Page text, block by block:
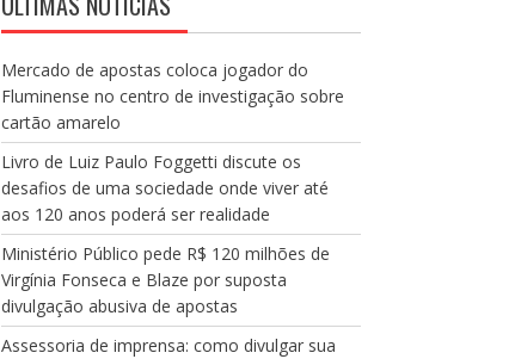
Mercado de apostas coloca jogador do
Fluminense no centro de investigação sobre
cartão amarelo
Livro de Luiz Paulo Foggetti discute os
desafios de uma sociedade onde viver até
aos 120 anos poderá ser realidade
Ministério Público pede R$ 120 milhões de
Virgínia Fonseca e Blaze por suposta
divulgação abusiva de apostas
Assessoria de imprensa: como divulgar sua